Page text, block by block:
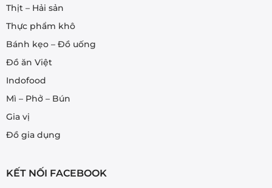
Thịt – Hải sản
Thực phẩm khô
Bánh kẹo – Đồ uống
Đồ ăn Việt
Indofood
Mì – Phở – Bún
Gia vị
Đồ gia dụng
KẾT NỐI FACEBOOK